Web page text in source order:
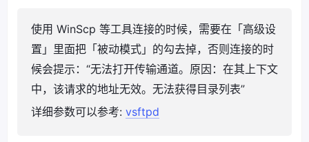
使用 WinScp 等工具连接的时候，需要在「高级设
置」里面把「被动模式」的勾去掉，否则连接的时
候会提示：“无法打开传输通道。原因：在其上下文
中，该请求的地址无效。无法获得目录列表”
详细参数可以参考: vsftpd